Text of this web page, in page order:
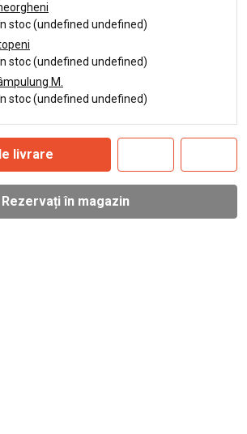
stoc (undefined undefined)
stoc (undefined undefined)
M.
stoc (undefined undefined)
livrare
Rezervați în magazin